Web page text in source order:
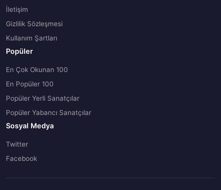
İletişim
Gizlilik Sözleşmesi
Kullanım Şartları
Popüler
En Çok Okunan 100
En Popüler 100
Popüler Yerli Sanatçılar
Popüler Yabancı Sanatçılar
Sosyal Medya
Twitter
Facebook